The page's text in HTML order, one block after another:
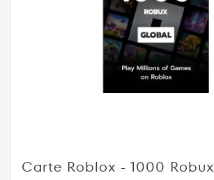
Carte Roblox - 1000 Robux